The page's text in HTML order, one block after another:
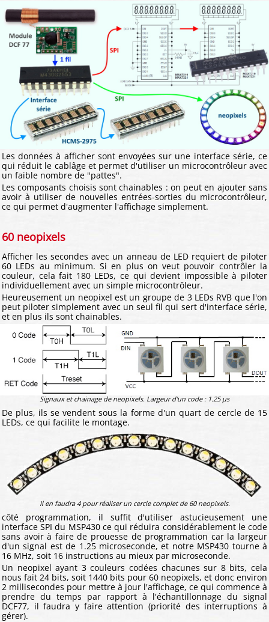
Les données à afficher sont envoyées sur une interface série, ce
qui réduit le cablâge et permet d'utiliser un microcontrôleur avec
un faible nombre de "pattes".
Les composants choisis sont chainables : on peut en ajouter sans
avoir à utiliser de nouvelles entrées-sorties du microcontrôleur,
ce qui permet d'augmenter l'affichage simplement.
60 neopixels
Afficher les secondes avec un anneau de LED requiert de piloter
60 LEDs au minimum. Si en plus on veut pouvoir contrôler la
couleur, cela fait 180 LEDs, ce qui devient impossible à piloter
individuellement avec un simple microcontrôleur.
Heureusement un neopixel est un groupe de 3 LEDs RVB que l'on
peut piloter simplement avec un seul fil qui sert d'interface série,
et en plus ils sont chainables.
Signaux et chainage de neopixels. Largeur d'un code : 1.25 μs
De plus, ils se vendent sous la forme d'un quart de cercle de 15
LEDs, ce qui facilite le montage.
Il en faudra 4 pour réaliser un cercle complet de 60 neopixels.
côté programmation, il suffit d'utiliser astucieusement une
interface SPI du MSP430 ce qui réduira considérablement le code
sans avoir à faire de prouesse de programmation car la largeur
d'un signal est de 1.25 microseconde, et notre MSP430 tourne à
16 MHz, soit 16 instructions au mieux par microseconde.
Un neopixel ayant 3 couleurs codées chacunes sur 8 bits, cela
nous fait 24 bits, soit 1440 bits pour 60 neopixels, et donc environ
2 millisecondes pour mettre à jour l'affichage, ce qui commence à
prendre du temps par rapport à l'échantillonnage du signal
DCF77, il faudra y faire attention (priorité des interruptions à
gérer).